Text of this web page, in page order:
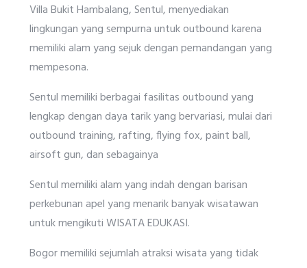
Villa Bukit Hambalang, Sentul, menyediakan
lingkungan yang sempurna untuk outbound karena
memiliki alam yang sejuk dengan pemandangan yang
mempesona.
Sentul memiliki berbagai fasilitas outbound yang
lengkap dengan daya tarik yang bervariasi, mulai dari
outbound training, rafting, flying fox, paint ball,
airsoft gun, dan sebagainya
Sentul memiliki alam yang indah dengan barisan
perkebunan apel yang menarik banyak wisatawan
untuk mengikuti WISATA EDUKASI.
Bogor memiliki sejumlah atraksi wisata yang tidak